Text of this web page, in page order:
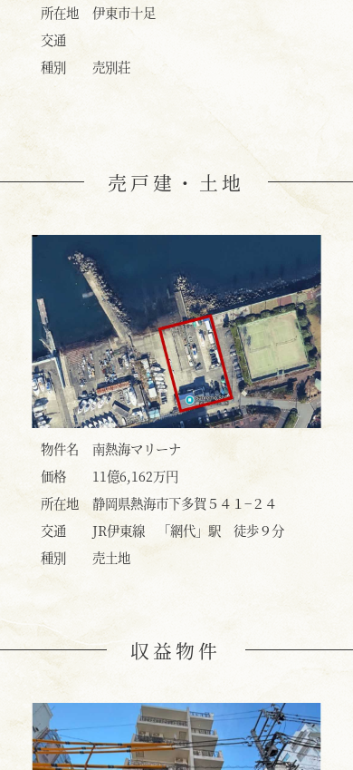
4付近
交通
約5分）
種別
売戸建・土地
物件名
南熱海マリーナ
価格
11億6,162万円
所在地
静岡県熱海市下多賀５４１−２４
交通
JR伊東線 「網代」駅 徒歩９分
種別
売土地
収益物件